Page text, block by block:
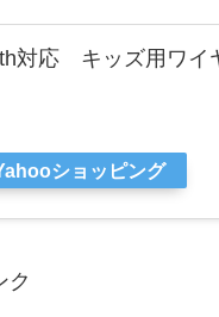
対応 キッズ用ワイ
ショッピング
ク